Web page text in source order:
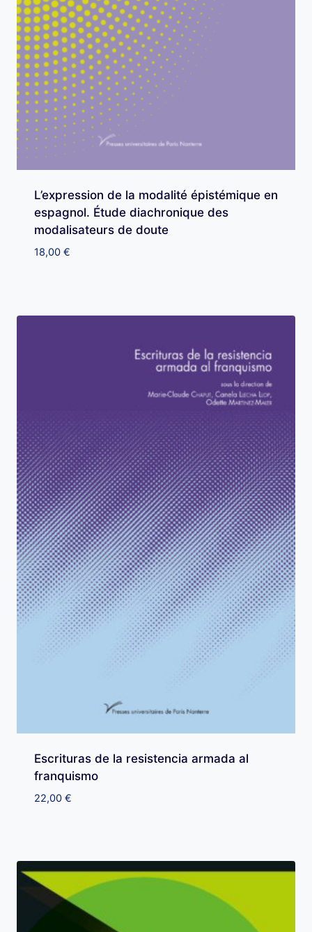
L’expression de la modalité épistémique en
espagnol. Étude diachronique des
modalisateurs de doute
18,00 €
Escrituras de la resistencia armada al
franquismo
22,00 €